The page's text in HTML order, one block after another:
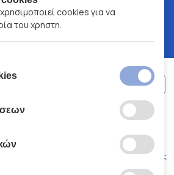
ΧΑΛΚΙΑΔΑΚΗΣ Α.Ε.
Κώδικας Δεοντολογίας
cookies για να
του χρήστη.